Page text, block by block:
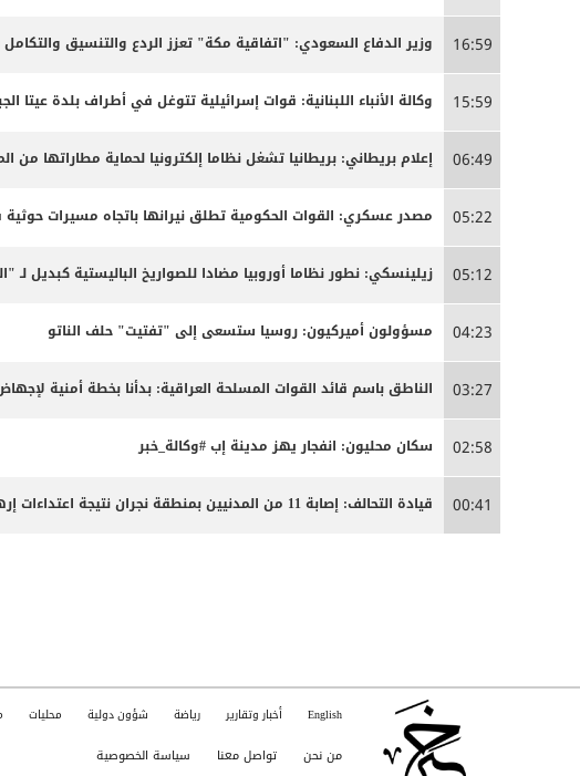
16:59 وزير الدفاع السعودي: "اتفاقية مكة" تعزز الردع والتنسيق والتكامل
15:59 وكالة الأنباء اللبنانية: قوات إسرائيلية تتوغل في أطراف بلدة عيتا
06:49 إعلام بريطاني: بريطانيا تشغل نظاما إلكترونيا لحماية مطاراتها من
05:22 مصدر عسكري: القوات الحكومية تطلق نيرانها باتجاه مسيرات
05:12 زيلينسكي: نطور نظاما أوروبيا مضادا للصواريخ الباليستية كبديل لـ
04:23 مسؤولون أميركيون: روسيا ستسعى إلى "تفتيت" حلف الناتو
03:27 الناطق باسم قائد القوات المسلحة العراقية: بدأنا بخطة أمنية
02:58 سكان محليون: انفجار يهز مدينة إب #وكالة_خبر
00:41 قيادة التحالف: إصابة 11 من المدنيين بمنطقة نجران نتيجة اعتداءات إرهابية حوثية
English أخبار وتقارير رياضة شؤون دولية محليات
من نحن تواصل معنا سياسة الخصوصية